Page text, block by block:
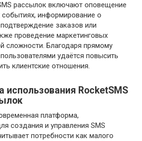
рассылок включают оповещение
информирование о
заказов или
проведение маркетинговых
сложности. Благодаря прямому
удаётся повысить
клиентские отношения.
использования RocketSMS
платформа,
создания и управления SMS
потребности как малого